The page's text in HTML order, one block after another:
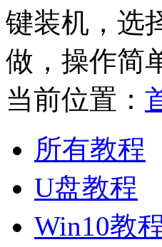
键装机，选
做，操作简
当前位置：
所有教程
U盘教程
Win10教